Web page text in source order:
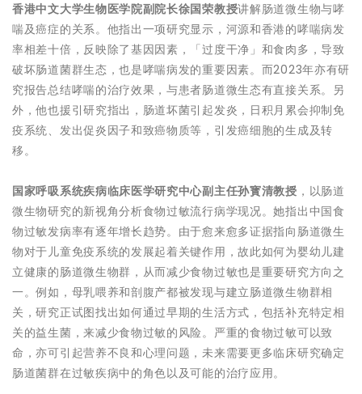
香港中文大学生物医学院副院长徐国荣教授讲解肠道微生物与哮
喘及癌症的关系。他指出一项研究显示，河源和香港的哮喘病发
率相差十倍，反映除了基因因素，「过度干净」和食肉多，导致
破坏肠道菌群生态，也是哮喘病发的重要因素。而2023年亦有研
究报告总结哮喘的治疗效果，与患者肠道微生态有直接关系。另
外，他也援引研究指出，肠道坏菌引起发炎，日积月累会抑制免
疫系统、发出促炎因子和致癌物质等，引发癌细胞的生成及转
移。
国家呼吸系统疾病临床医学研究中心副主任孙寳清教授 ，以肠道
微生物研究的新视角分析食物过敏流行病学现况。她指出中国食
物过敏发病率有逐年增长趋势。由于愈来愈多证据指向肠道微生
物对于儿童免疫系统的发展起着关键作用，故此如何为婴幼儿建
立健康的肠道微生物群，从而减少食物过敏也是重要研究方向之
一。例如，母乳喂养和剖腹产都被发现与建立肠道微生物群相
关，研究正试图找出如何通过早期的生活方式，包括补充特定相
关的益生菌，来减少食物过敏的风险。严重的食物过敏可以致
命，亦可引起营养不良和心理问题，未来需要更多临床研究确定
肠道菌群在过敏疾病中的角色以及可能的治疗应用。